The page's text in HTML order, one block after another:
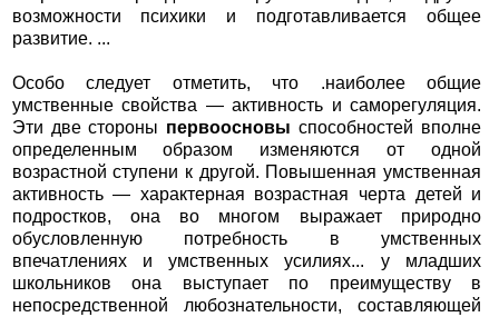
возможности психики и подготавливается общее
развитие. ...
Особо следует отметить, что .наиболее общие
умственные свойства — активность и саморегуляция.
Эти две стороны первоосновы способностей вполне
определенным образом изменяются от одной
возрастной ступени к другой. Повышенная умственная
активность — характерная возрастная черта детей и
подростков, она во многом выражает природно
обусловленную потребность в умственных
впечатлениях и умственных усилиях... у младших
школьников она выступает по преимуществу в
непосредственной любознательности, составляющей